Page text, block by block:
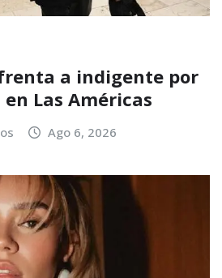
a indigente por
Las Américas
Ago 6, 2026